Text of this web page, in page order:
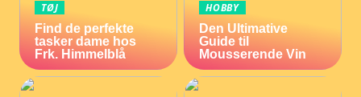
TØJ
Find de perfekte
tasker dame hos
Frk. Himmelblå
HOBBY
Den Ultimative
Guide til
Mousserende Vin